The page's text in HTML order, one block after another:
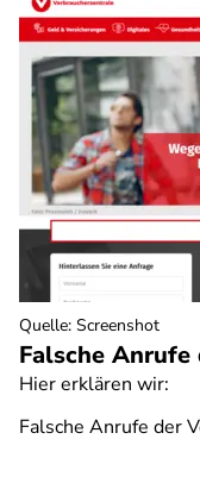
Falsche
Hier erklären wir:
Falsche Anrufe der
Quelle: Screenshot